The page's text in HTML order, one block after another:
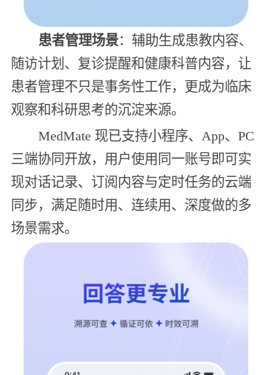
患者管理场景：辅助生成患教内容、
随访计划、复诊提醒和健康科普内容，让
患者管理不只是事务性工作，更成为临床
观察和科研思考的沉淀来源。
MedMate 现已支持小程序、App、PC
三端协同开放，用户使用同一账号即可实
现对话记录、订阅内容与定时任务的云端
同步，满足随时用、连续用、深度做的多
场景需求。